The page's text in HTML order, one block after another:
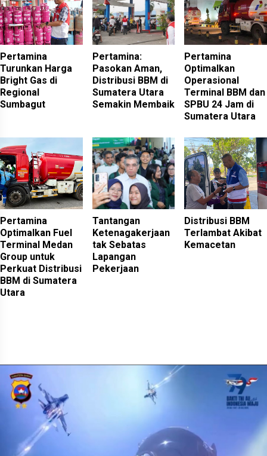
Pertamina
Turunkan Harga
Bright Gas di
Regional
Sumbagut
Pertamina:
Pasokan Aman,
Distribusi BBM di
Sumatera Utara
Semakin Membaik
Pertamina
Optimalkan
Operasional
Terminal BBM dan
SPBU 24 Jam di
Sumatera Utara
Pertamina
Optimalkan Fuel
Terminal Medan
Group untuk
Perkuat Distribusi
BBM di Sumatera
Utara
Tantangan
Ketenagakerjaan
tak Sebatas
Lapangan
Pekerjaan
Distribusi BBM
Terlambat Akibat
Kemacetan